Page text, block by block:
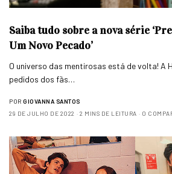
Saiba tudo sobre a nova série
Um Novo Pecado’
O universo das mentirosas está de volta! A
pedidos dos fãs…
POR GIOVANNA SANTOS
29 DE JULHO DE 2022
2 MINS DE LEITURA 0